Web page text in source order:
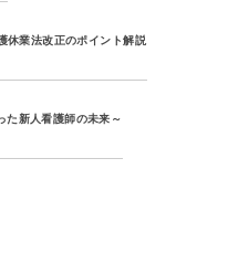
休業法改正のポイント解説
た新人看護師の未来～